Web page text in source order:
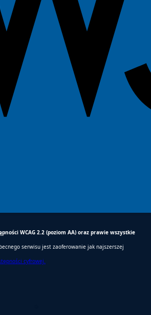
WCAG 2.2 (poziom AA) oraz prawie wszystkie
serwisu jest zaoferowanie jak najszerszej
cyfrowej.